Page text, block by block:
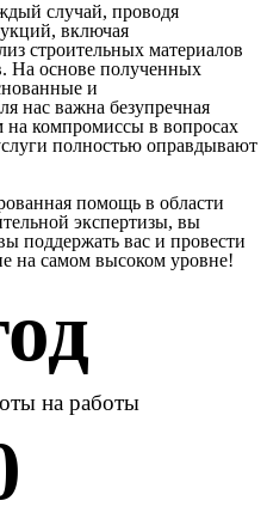
случай, проводя
включая
строительных материалов
На основе полученных
и
нас важна безупречная
компромиссы в вопросах
полностью оправдывают
помощь в области
экспертизы, вы
поддержать вас и провести
на самом высоком уровне!
на работы